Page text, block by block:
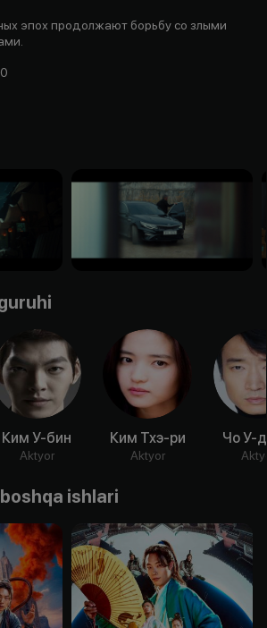
эпох продолжают борьбу со злыми
Ким У-бин
Aktyor
Ким Тхэ-ри
Aktyor
Чо У-
ishlari